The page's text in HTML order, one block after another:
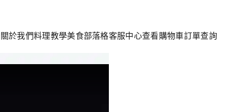
關於我們料理教學美食部落格客服中心查看購物車訂單查詢